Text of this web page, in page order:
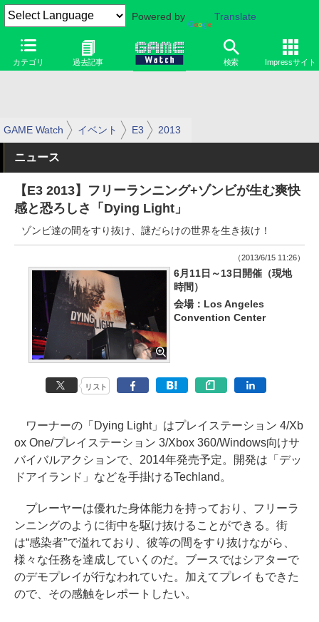
Powered by Translate
カテゴリ 過去記事 検索 Impressサイト
GAME Watch イベント E3 2013
ニュース
【E3 2013】フリーランニング+ゾンビが生む爽快
感と恐ろしさ「Dying Light」
ゾンビ達の間をすり抜け、謎だらけの世界を生き抜け！
（2013/6/15 11:26）
6月11日～13日開催（現地
時間）
会場：Los Angeles
Convention Center
リスト
ワーナーの「Dying Light」はプレイステーション 4/Xb
ox One/プレイステーション 3/Xbox 360/Windows向けサ
バイバルアクションで、2014年発売予定。開発は「デッ
ドアイランド」などを手掛けるTechland。
プレーヤーは優れた身体能力を持っており、フリーラ
ンニングのように街中を駆け抜けることができる。街
は“感染者”で溢れており、彼等の間をすり抜けながら、
様々な任務を達成していくのだ。ブースではシアターで
のデモプレイが行なわれていた。加えてプレイもできた
ので、その感触をレポートしたい。